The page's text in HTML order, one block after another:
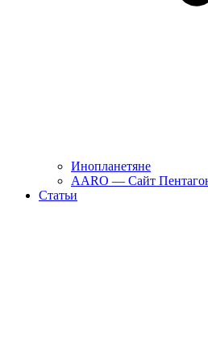
Инопланетяне
AARO — Сайт
Статьи